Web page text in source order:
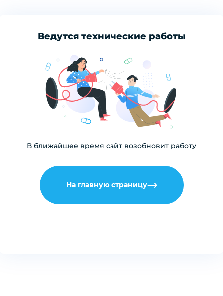
Ведутся технические работы
В ближайшее время сайт возобновит работу
На главную страницу